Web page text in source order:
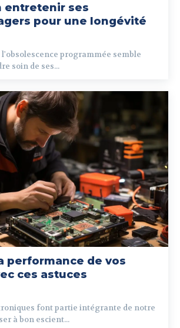
entretenir ses
pour une longévité
l'obsolescence programmée semble
soin de ses...
performance de vos
ces astuces
font partie intégrante de notre
à bon escient...